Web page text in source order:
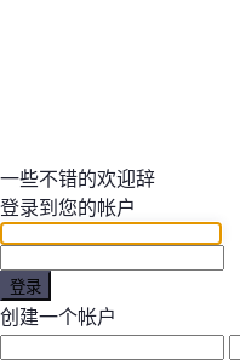
一些不错的欢迎辞
登录到您的帐户
登录
创建一个帐户